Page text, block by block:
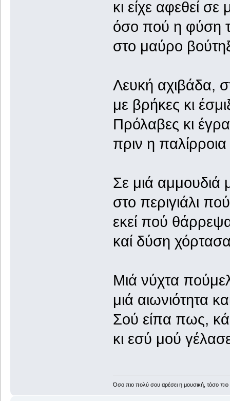
κι είχε αφεθεί
όσο πού η φύση
στο μαύρο
Λευκή αχιβάδα,
με βρήκες κι
Πρόλαβες κι
πριν η
Σε μιά αμμουδιά
στο περιγιάλι
εκεί πού
καί δύση
Μιά νύχτα
μιά αιωνιότητα
Σού είπα πως,
κι εσύ μού
Όσο πιο πολύ σου αρέσει η μουσική, τόσο